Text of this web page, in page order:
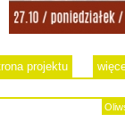
projektu